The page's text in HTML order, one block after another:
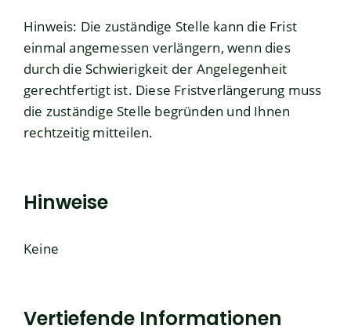
Hinweis: Die zuständige Stelle kann die Frist
einmal angemessen verlängern, wenn dies
durch die Schwierigkeit der Angelegenheit
gerechtfertigt ist. Diese Fristverlängerung muss
die zuständige Stelle begründen und Ihnen
rechtzeitig mitteilen.
Hinweise
Keine
Vertiefende Informationen